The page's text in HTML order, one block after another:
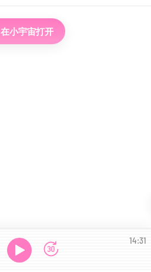
在小宇宙打开
14:31